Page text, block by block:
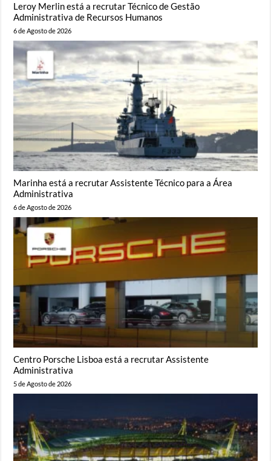
Leroy Merlin está a recrutar Técnico de Gestão
Administrativa de Recursos Humanos
6 de Agosto de 2026
Marinha está a recrutar Assistente Técnico para a Área
Administrativa
6 de Agosto de 2026
Centro Porsche Lisboa está a recrutar Assistente
Administrativa
5 de Agosto de 2026